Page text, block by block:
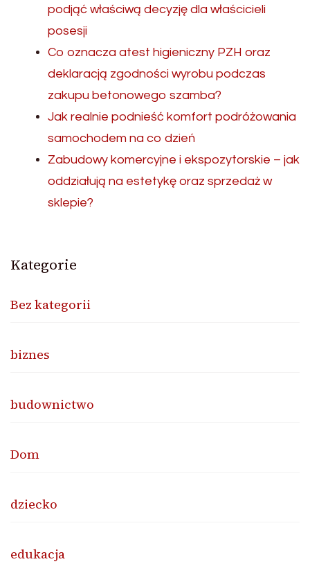
podjąć właściwą decyzję dla właścicieli
posesji
Co oznacza atest higieniczny PZH oraz
deklaracją zgodności wyrobu podczas
zakupu betonowego szamba?
Jak realnie podnieść komfort podróżowania
samochodem na co dzień
Zabudowy komercyjne i ekspozytorskie – jak
oddziałują na estetykę oraz sprzedaż w
sklepie?
Kategorie
Bez kategorii
biznes
budownictwo
Dom
dziecko
edukacja